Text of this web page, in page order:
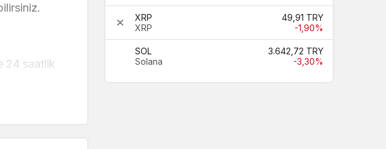
24 saatlik
XRP
XRP
49,91 TRY
-1,90%
SOL
Solana
3.642,72 TRY
-3,30%